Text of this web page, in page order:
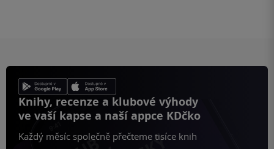
Knihy, recenze a klubové výhody
ve vaší kapse a naší appce KDčko
Každý měsíc společně přečteme tisíce knih